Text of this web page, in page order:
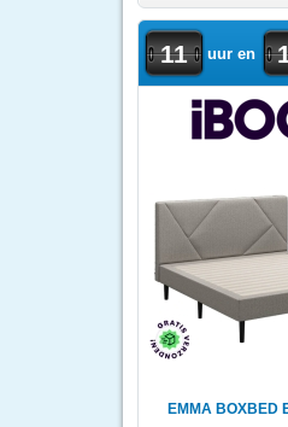
11 uur en
EMMA BOXBED